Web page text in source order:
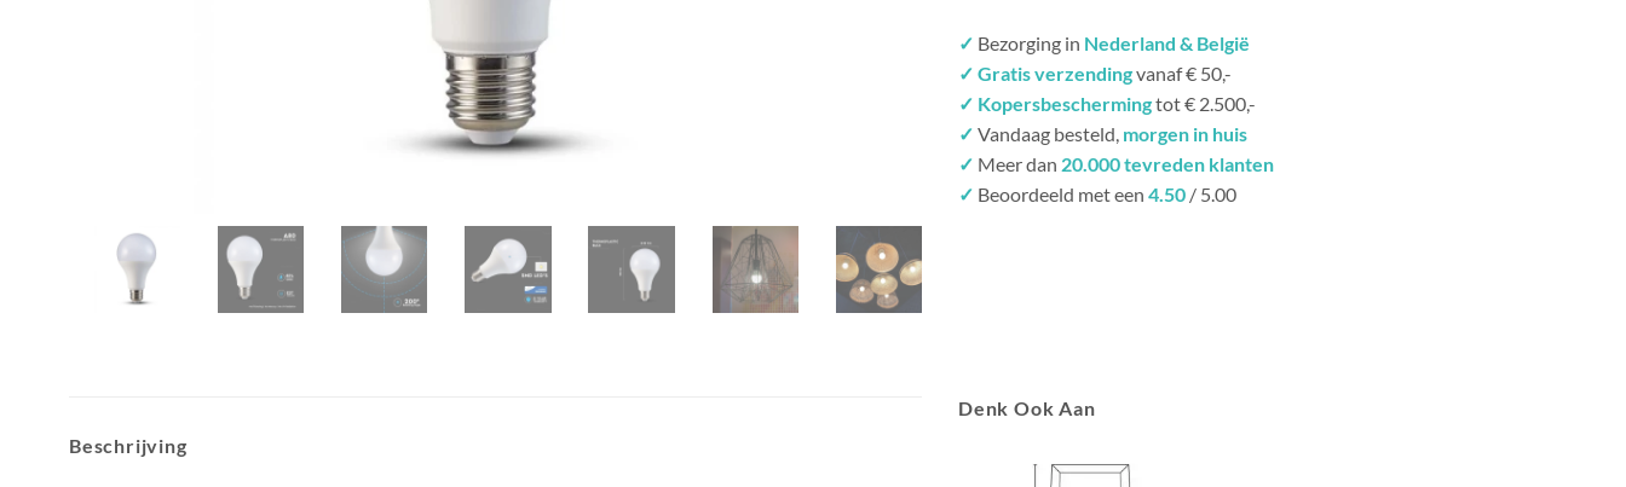
✓ Bezorging in Nederland & België
✓ Gratis verzendingvanaf € 50,-
✓ Kopersbeschermingtot € 2.500,-
✓ Vandaag besteld, morgen in huis
✓ Meer dan 20.000 tevreden klanten
✓ Beoordeeld met een 4.50 / 5.00
Beschrijving
Denk Ook Aan